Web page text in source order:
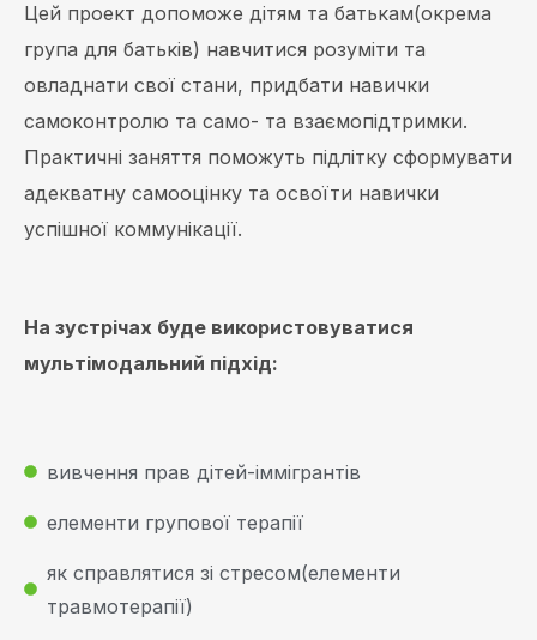
Цей проект допоможе дітям та батькам(окрема
група для батьків) навчитися розуміти та
овладнати свої стани, придбати навички
самоконтролю та само- та взаємопідтримки.
Практичні заняття поможуть підлітку сформувати
адекватну самооцінку та освоїти навички
успішної коммунікації.
На зустрічах буде використовуватися
мультімодальний підхід:
вивчення прав дітей-іммігрантів
елементи групової терапії
як справлятися зі стресом(елементи
травмотерапії)